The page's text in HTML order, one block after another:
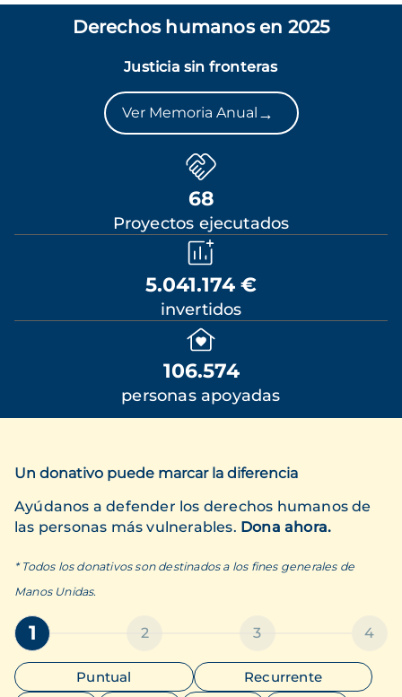
Derechos humanos en 2025
Justicia sin fronteras
Ver Memoria Anual →
68
Proyectos ejecutados
5.041.174 €
invertidos
106.574
personas apoyadas
Un donativo puede marcar la diferencia
Ayúdanos a defender los derechos humanos de
las personas más vulnerables. Dona ahora.
* Todos los donativos son destinados a los fines generales de
Manos Unidas.
1 2 3 4
Puntual
Recurrente